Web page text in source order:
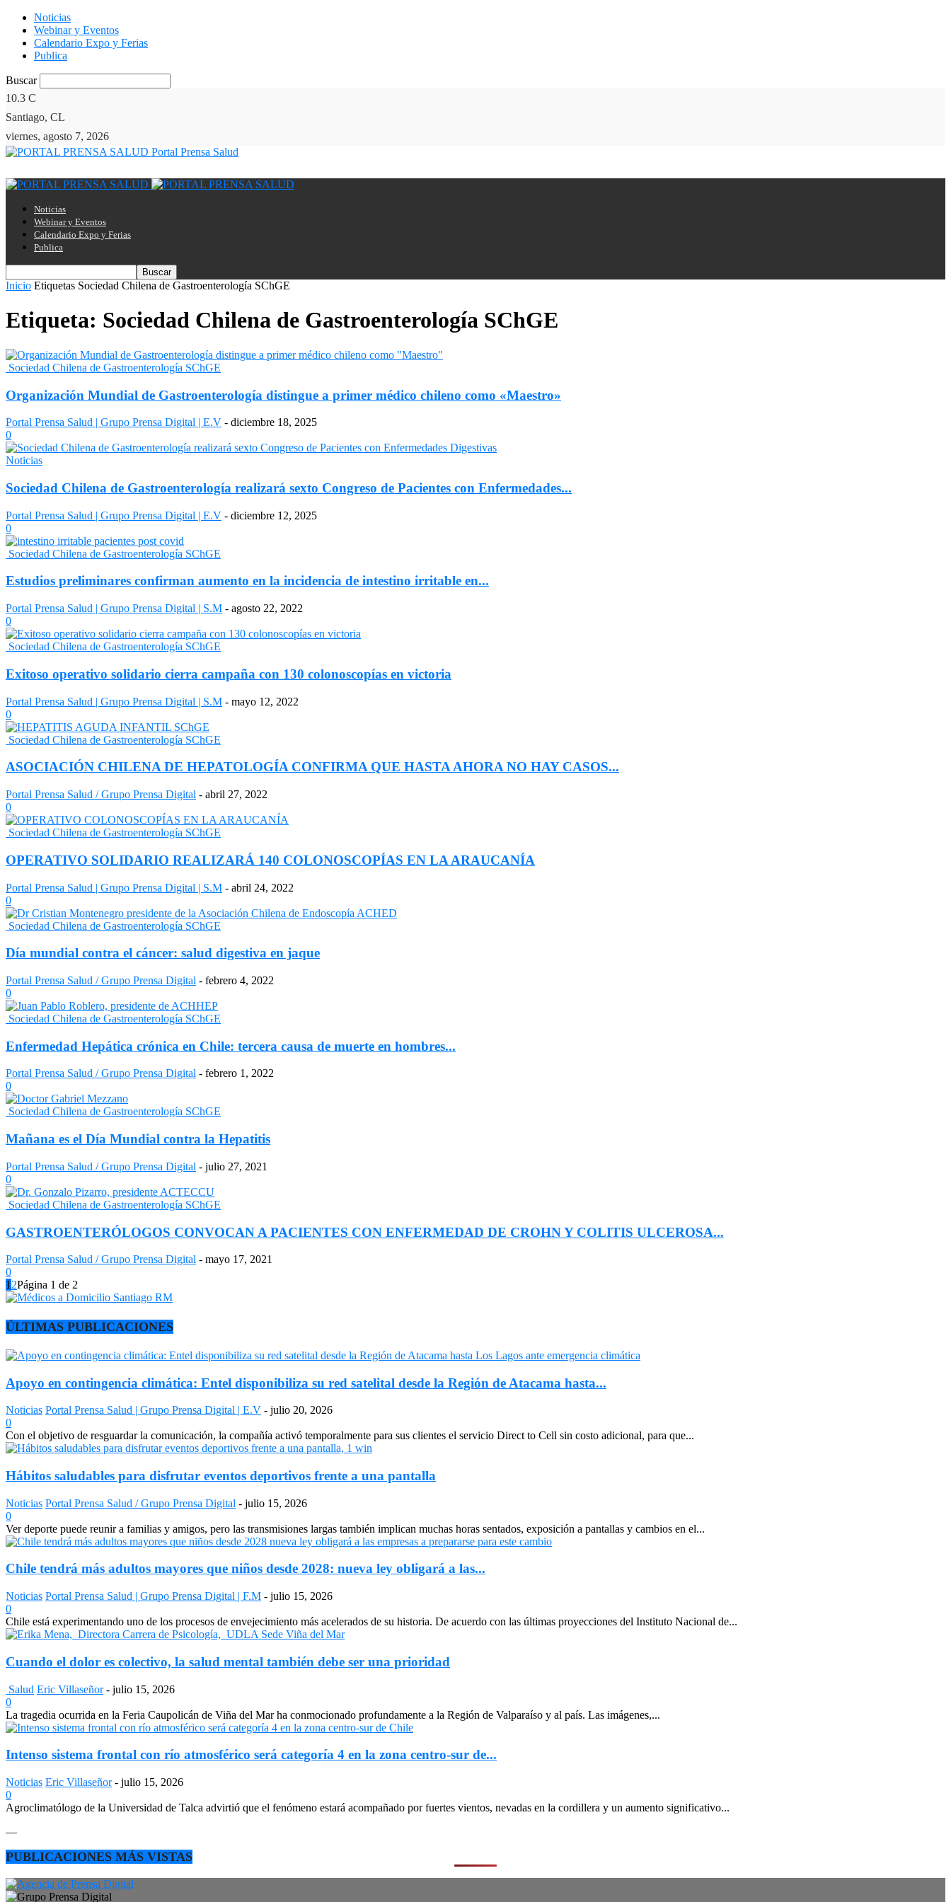
Noticias
Webinar y Eventos
Calendario Expo y Ferias
Publica
Buscar
10.3 C
Santiago, CL
viernes, agosto 7, 2026
Portal Prensa Salud
Noticias
Webinar y Eventos
Calendario Expo y Ferias
Publica
Inicio Etiquetas Sociedad Chilena de Gastroenterología SChGE
Etiqueta: Sociedad Chilena de Gastroenterología SChGE
Sociedad Chilena de Gastroenterología SChGE
Organización Mundial de Gastroenterología distingue a primer médico chileno como «Maestro»
Portal Prensa Salud | Grupo Prensa Digital | E.V - diciembre 18, 2025
0
Noticias
Sociedad Chilena de Gastroenterología realizará sexto Congreso de Pacientes con Enfermedades...
Portal Prensa Salud | Grupo Prensa Digital | E.V - diciembre 12, 2025
0
Sociedad Chilena de Gastroenterología SChGE
Estudios preliminares confirman aumento en la incidencia de intestino irritable en...
Portal Prensa Salud | Grupo Prensa Digital | S.M - agosto 22, 2022
0
Sociedad Chilena de Gastroenterología SChGE
Exitoso operativo solidario cierra campaña con 130 colonoscopías en victoria
Portal Prensa Salud | Grupo Prensa Digital | S.M - mayo 12, 2022
0
Sociedad Chilena de Gastroenterología SChGE
ASOCIACIÓN CHILENA DE HEPATOLOGÍA CONFIRMA QUE HASTA AHORA NO HAY CASOS...
Portal Prensa Salud / Grupo Prensa Digital - abril 27, 2022
0
Sociedad Chilena de Gastroenterología SChGE
OPERATIVO SOLIDARIO REALIZARÁ 140 COLONOSCOPÍAS EN LA ARAUCANÍA
Portal Prensa Salud | Grupo Prensa Digital | S.M - abril 24, 2022
0
Sociedad Chilena de Gastroenterología SChGE
Día mundial contra el cáncer: salud digestiva en jaque
Portal Prensa Salud / Grupo Prensa Digital - febrero 4, 2022
0
Sociedad Chilena de Gastroenterología SChGE
Enfermedad Hepática crónica en Chile: tercera causa de muerte en hombres...
Portal Prensa Salud / Grupo Prensa Digital - febrero 1, 2022
0
Sociedad Chilena de Gastroenterología SChGE
Mañana es el Día Mundial contra la Hepatitis
Portal Prensa Salud / Grupo Prensa Digital - julio 27, 2021
0
Sociedad Chilena de Gastroenterología SChGE
GASTROENTERÓLOGOS CONVOCAN A PACIENTES CON ENFERMEDAD DE CROHN Y COLITIS ULCEROSA...
Portal Prensa Salud / Grupo Prensa Digital - mayo 17, 2021
0
1 2Página 1 de 2
ÚLTIMAS PUBLICACIONES
Apoyo en contingencia climática: Entel disponibiliza su red satelital desde la Región de Atacama hasta...
Noticias Portal Prensa Salud | Grupo Prensa Digital | E.V - julio 20, 2026
0
Con el objetivo de resguardar la comunicación, la compañía activó temporalmente para sus clientes el servicio Direct to Cell sin costo adicional, para que...
Hábitos saludables para disfrutar eventos deportivos frente a una pantalla
Noticias Portal Prensa Salud / Grupo Prensa Digital - julio 15, 2026
0
Ver deporte puede reunir a familias y amigos, pero las transmisiones largas también implican muchas horas sentados, exposición a pantallas y cambios en el...
Chile tendrá más adultos mayores que niños desde 2028: nueva ley obligará a las...
Noticias Portal Prensa Salud | Grupo Prensa Digital | F.M - julio 15, 2026
0
Chile está experimentando uno de los procesos de envejecimiento más acelerados de su historia. De acuerdo con las últimas proyecciones del Instituto Nacional de...
Cuando el dolor es colectivo, la salud mental también debe ser una prioridad
Salud Eric Villaseñor - julio 15, 2026
0
La tragedia ocurrida en la Feria Caupolicán de Viña del Mar ha conmocionado profundamente a la Región de Valparaíso y al país. Las imágenes,...
Intenso sistema frontal con río atmosférico será categoría 4 en la zona centro-sur de...
Noticias Eric Villaseñor - julio 15, 2026
0
Agroclimatólogo de la Universidad de Talca advirtió que el fenómeno estará acompañado por fuertes vientos, nevadas en la cordillera y un aumento significativo...
—
PUBLICACIONES MÁS VISTAS